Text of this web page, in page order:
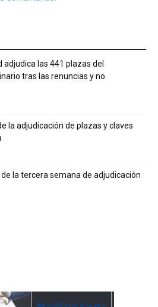
adjudica las 441 plazas del
tras las renuncias y no
la adjudicación de plazas y claves
la tercera semana de adjudicación